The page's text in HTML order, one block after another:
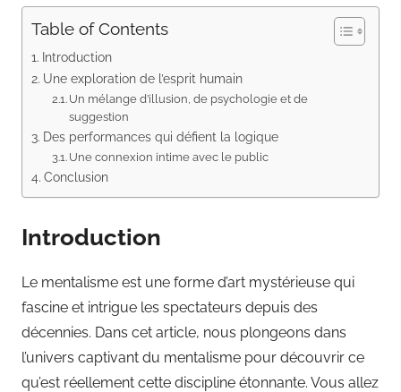
Table of Contents
Introduction
Une exploration de l’esprit humain
Un mélange d’illusion, de psychologie et de
suggestion
Des performances qui défient la logique
Une connexion intime avec le public
Conclusion
Introduction
Le mentalisme est une forme d’art mystérieuse qui
fascine et intrigue les spectateurs depuis des
décennies. Dans cet article, nous plongeons dans
l’univers captivant du mentalisme pour découvrir ce
qu’est réellement cette discipline étonnante. Vous allez